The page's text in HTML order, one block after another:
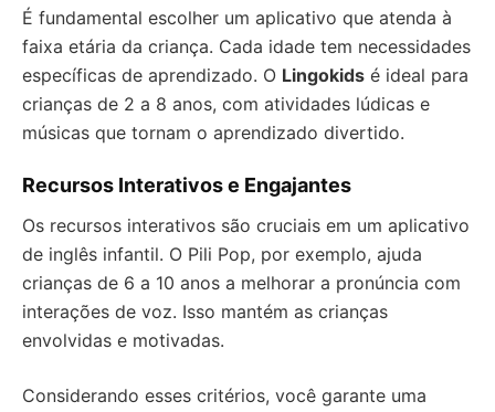
É fundamental escolher um aplicativo que atenda à
faixa etária da criança. Cada idade tem necessidades
específicas de aprendizado. O Lingokids é ideal para
crianças de 2 a 8 anos, com atividades lúdicas e
músicas que tornam o aprendizado divertido.
Recursos Interativos e Engajantes
Os recursos interativos são cruciais em um aplicativo
de inglês infantil. O Pili Pop, por exemplo, ajuda
crianças de 6 a 10 anos a melhorar a pronúncia com
interações de voz. Isso mantém as crianças
envolvidas e motivadas.
Considerando esses critérios, você garante uma